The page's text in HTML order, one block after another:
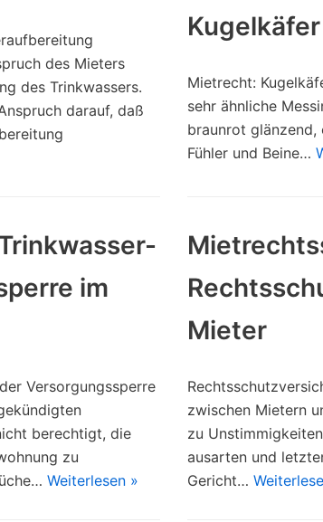
des Mieters
des Trinkwassers.
darauf, daß
Kugelkäfer
Mietrecht:
sehr ähnliche
braunrot
Fühler und Beine…
im
Versorgungssperre
berechtigt, die
zu
Weiterlesen »
Mieter
zwischen Mietern
zu
ausarten und
Gericht…